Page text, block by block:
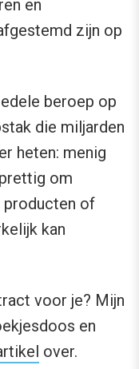
en
zijn op
beroep op
die miljarden
heten: menig
om
of
kan
voor je? Mijn
en
over.